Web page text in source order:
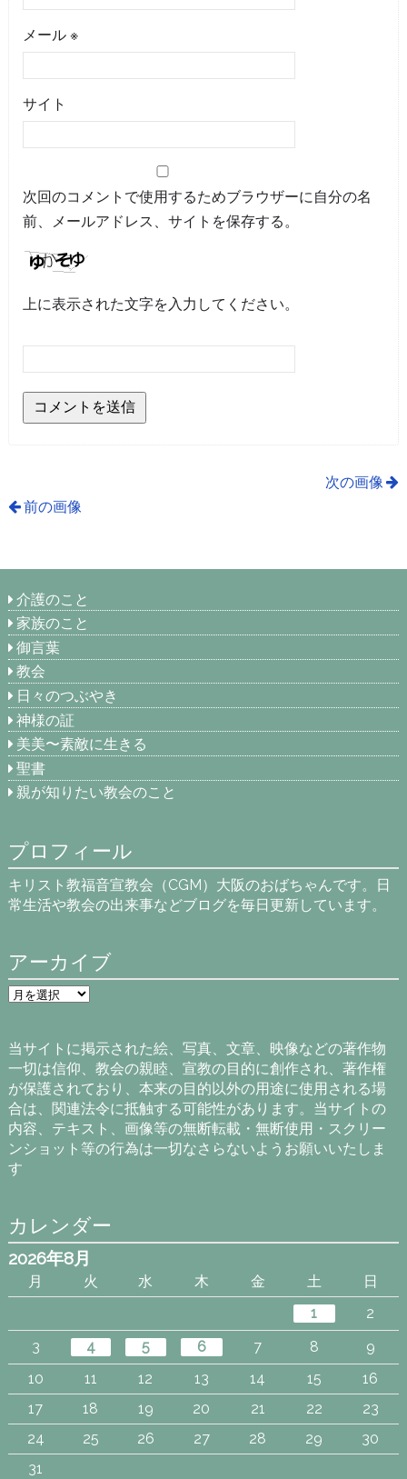
メール ※
サイト
次回のコメントで使用するためブラウザーに自分の名
前、メールアドレス、サイトを保存する。
上に表示された文字を入力してください。
次の画像
前の画像
介護のこと
家族のこと
御言葉
教会
日々のつぶやき
神様の証
美美〜素敵に生きる
聖書
親が知りたい教会のこと
プロフィール
キリスト教福音宣教会（CGM）大阪のおばちゃんです。日
常生活や教会の出来事などブログを毎日更新しています。
アーカイブ
ア
ー
ブ
当サイトに掲示された絵、写真、文章、映像などの著作物
一切は信仰、教会の親睦、宣教の目的に創作され、著作権
が保護されており、本来の目的以外の用途に使用される場
合は、関連法令に抵触する可能性があります。当サイトの
内容、テキスト、画像等の無断転載・無断使用・スクリー
ンショット等の行為は一切なさらないようお願いいたしま
す
カレンダー
2026年8月
月 火 水 木 金 土
日
1
2
3
4 5 6 7 8
9
10
11 12 13 14 15
16
17
18 19 20 21 22
23
24
25 26 27 28 29
30
31